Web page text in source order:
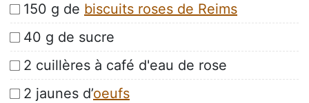
150 g de biscuits roses de Reims
40 g de sucre
2 cuillères à café d'eau de rose
2 jaunes d’oeufs